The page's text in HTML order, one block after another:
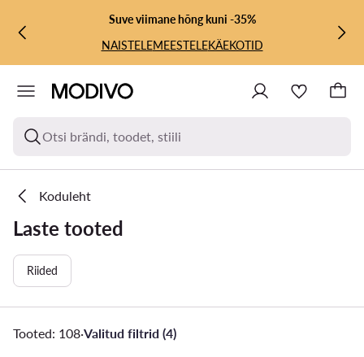
LIIGU PÕHISISU JUURDE
MINE OTSINGUSSESuve viimane hõng kuni -35%
NAISTELEMEESTELEKÄEKOTID
Otsi brändi, toodet, stiili
Koduleht
Laste tooted
Riided
Tooted: 108·Valitud filtrid (4)